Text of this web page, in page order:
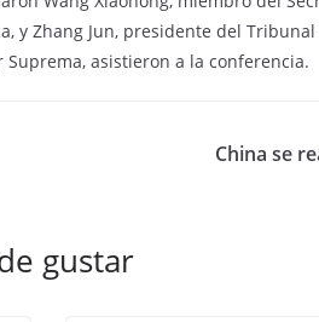
y Zhang Jun, presidente del
asistieron a la conferencia.
China se
gustar